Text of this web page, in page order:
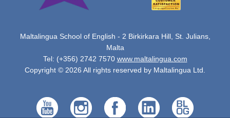
Maltalingua School of English - 2 Birkirkara Hill, St. Julians,
Malta
Tel: (+356) 2742 7570 www.maltalingua.com
Copyright © 2026 All rights reserved by Maltalingua Ltd.